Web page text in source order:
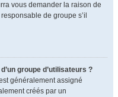
vous demander la raison de
de groupe s’il
groupe d’utilisateurs ?
généralement assigné
créés par un